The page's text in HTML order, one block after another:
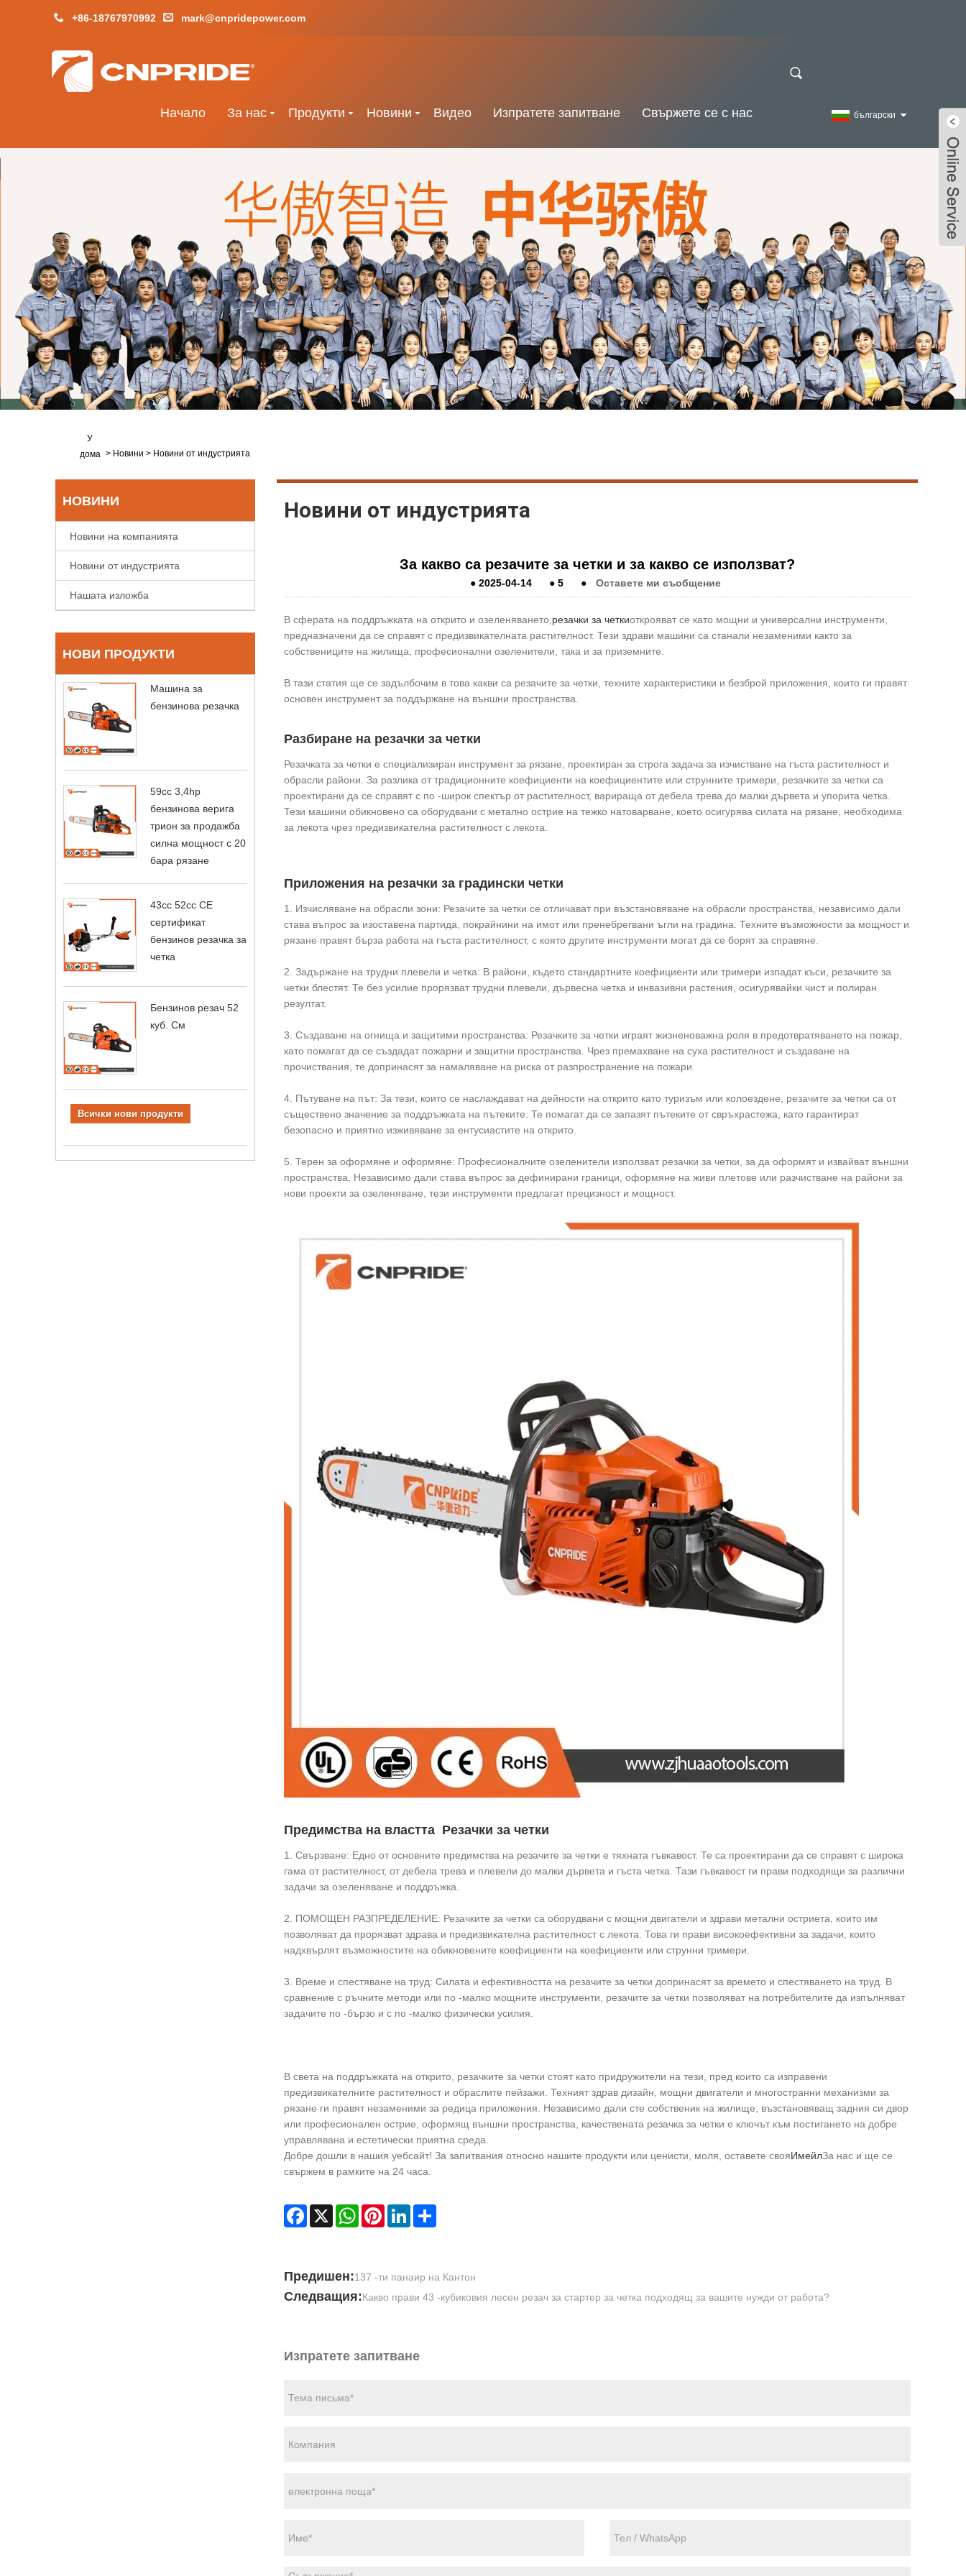
+86-18767970992 mark@cnpridepower.com
Начало За нас Продукти Новини Видео Изпратете запитване Свържете се с нас български
У
дома > Новини > Новини от индустрията
НОВИНИ
Новини на компанията
Новини от индустрията
Нашата изложба
НОВИ ПРОДУКТИ
Машина за
бензинова резачка
59cc 3,4hp
бензинова верига
трион за продажба
силна мощност с 20
бара рязане
43cc 52cc CE
сертификат
бензинов резачка за
четка
Бензинов резач 52
куб. См
Всички нови продукти
Новини от индустрията
За какво са резачите за четки и за какво се използват?
●2025-04-14 ●5 ● Оставете ми съобщение
В сферата на поддръжката на открито и озеленяването, резачки за четкиоткрояват се като мощни и универсални инструменти,
предназначени да се справят с предизвикателната растителност. Тези здрави машини са станали незаменими както за
собствениците на жилища, професионални озеленители, така и за приземните.
В тази статия ще се задълбочим в това какви са резачите за четки, техните характеристики и безброй приложения, които ги правят
основен инструмент за поддържане на външни пространства.
Разбиране на резачки за четки
Резачката за четки е специализиран инструмент за рязане, проектиран за строга задача за изчистване на гъста растителност и
обрасли райони. За разлика от традиционните коефициенти на коефициентите или струнните тримери, резачките за четки са
проектирани да се справят с по -широк спектър от растителност, варираща от дебела трева до малки дървета и упорита четка.
Тези машини обикновено са оборудвани с метално острие на тежко натоварване, което осигурява силата на рязане, необходима
за лекота чрез предизвикателна растителност с лекота.
Приложения на резачки за градински четки
1. Изчисляване на обрасли зони: Резачите за четки се отличават при възстановяване на обрасли пространства, независимо дали
става въпрос за изоставена партида, покрайнини на имот или пренебрегвани ъгли на градина. Техните възможности за мощност и
рязане правят бърза работа на гъста растителност, с която другите инструменти могат да се борят за справяне.
2. Задържане на трудни плевели и четка: В райони, където стандартните коефициенти или тримери изпадат къси, резачките за
четки блестят. Те без усилие прорязват трудни плевели, дървесна четка и инвазивни растения, осигурявайки чист и полиран
резултат.
3. Създаване на огнища и защитими пространства: Резачките за четки играят жизненоважна роля в предотвратяването на пожар,
като помагат да се създадат пожарни и защитни пространства. Чрез премахване на суха растителност и създаване на
прочиствания, те допринасят за намаляване на риска от разпространение на пожари.
4. Пътуване на път: За тези, които се наслаждават на дейности на открито като туризъм или колоездене, резачите за четки са от
съществено значение за поддръжката на пътеките. Те помагат да се запазят пътеките от свръхрастежа, като гарантират
безопасно и приятно изживяване за ентусиастите на открито.
5. Терен за оформяне и оформяне: Професионалните озеленители използват резачки за четки, за да оформят и извайват външни
пространства. Независимо дали става въпрос за дефинирани граници, оформяне на живи плетове или разчистване на райони за
нови проекти за озеленяване, тези инструменти предлагат прецизност и мощност.
Предимства на властта Резачки за четки
1. Свързване: Едно от основните предимства на резачите за четки е тяхната гъвкавост. Те са проектирани да се справят с широка
гама от растителност, от дебела трева и плевели до малки дървета и гъста четка. Тази гъвкавост ги прави подходящи за различни
задачи за озеленяване и поддръжка.
2. ПОМОЩЕН РАЗПРЕДЕЛЕНИЕ: Резачките за четки са оборудвани с мощни двигатели и здрави метални остриета, които им
позволяват да прорязват здрава и предизвикателна растителност с лекота. Това ги прави високоефективни за задачи, които
надхвърлят възможностите на обикновените коефициенти на коефициенти или струнни тримери.
3. Време и спестяване на труд: Силата и ефективността на резачите за четки допринасят за времето и спестяването на труд. В
сравнение с ръчните методи или по -малко мощните инструменти, резачите за четки позволяват на потребителите да изпълняват
задачите по -бързо и с по -малко физически усилия.
В света на поддръжката на открито, резачките за четки стоят като придружители на тези, пред които са изправени
предизвикателните растителност и обраслите пейзажи. Техният здрав дизайн, мощни двигатели и многостранни механизми за
рязане ги правят незаменими за редица приложения. Независимо дали сте собственик на жилище, възстановяващ задния си двор
или професионален острие, оформящ външни пространства, качествената резачка за четки е ключът към постигането на добре
управлявана и естетически приятна среда.
Добре дошли в нашия уебсайт! За запитвания относно нашите продукти или ценисти, моля, оставете свояИмейлЗа нас и ще се
свържем в рамките на 24 часа.
Facebook
X WhatsAppPinterestLinkedInShare
Предишен:137 -ти панаир на Кантон
Следващия:Какво прави 43 -кубиковия лесен резач за стартер за четка подходящ за вашите нужди от работа?
Изпратете запитване